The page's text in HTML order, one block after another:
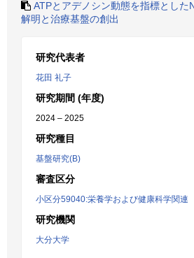
ATPとアデノシン動態を指標とした
解明と治療基盤の創出
研究代表者
花田 礼子
研究期間 (年度)
2024 – 2025
研究種目
基盤研究(B)
審査区分
小区分59040:栄養学および健康科学関連
研究機関
大分大学